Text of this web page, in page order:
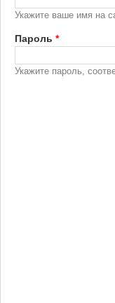
Укажите ваше имя на
Пароль *
Укажите пароль,